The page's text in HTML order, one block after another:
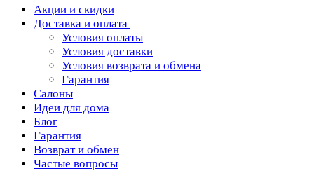
Акции и скидки
Доставка и оплата
Условия оплаты
Условия доставки
Условия возврата и обмена
Гарантия
Салоны
Идеи для дома
Блог
Гарантия
Возврат и обмен
Частые вопросы